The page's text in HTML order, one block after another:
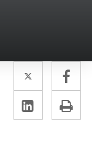
Twitter
Enlace
a
una
a
LinkedIn
Enlace
a